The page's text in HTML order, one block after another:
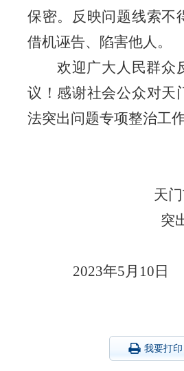
保密。反映问题线索不
借机诬告、陷害他人。
欢迎广大人民群众
议！感谢社会公众对天
法突出问题专项整治工
天
突
2023年5月10日
我要打印